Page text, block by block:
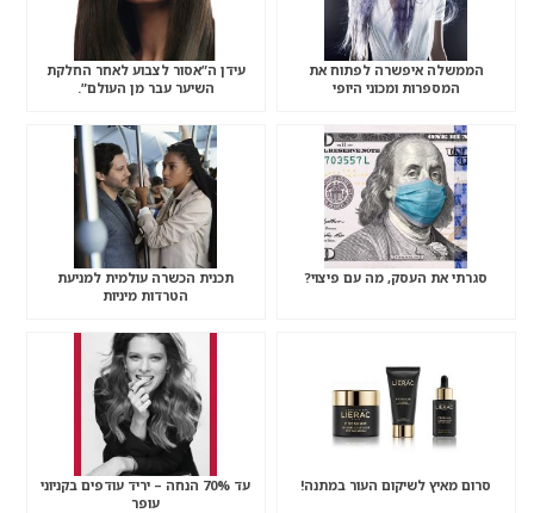
הממשלה איפשרה לפתוח את
המספרות ומכוני היופי
עידן ה”אסור לצבוע לאחר החלקת
השיער עבר מן העולם”.
סגרתי את העסק, מה עם פיצוי?
תכנית הכשרה עולמית למניעת
הטרדות מיניות
סרום מאיץ לשיקום העור במתנה!
עד 70% הנחה – יריד עודפים בקניוני
עופר